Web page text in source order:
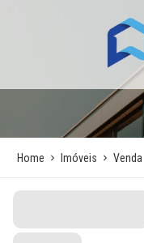
Home Imóveis Venda